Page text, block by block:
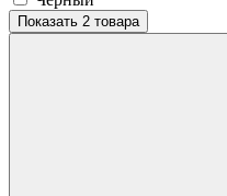
Показать 2 товара